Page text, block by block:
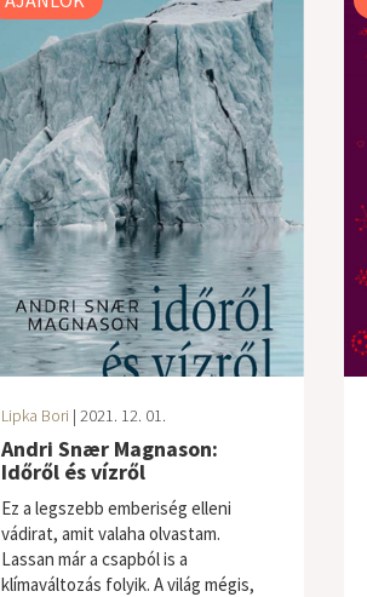
Lipka Bori | 2021. 12. 01.
Andri Snær Magnason:
Időről és vízről
Ez a legszebb emberiség elleni
vádirat, amit valaha olvastam.
Lassan már a csapból is a
klímaváltozás folyik. A világ mégis,